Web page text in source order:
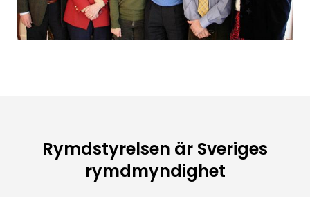
Rymdstyrelsen är Sveriges
rymdmyndighet